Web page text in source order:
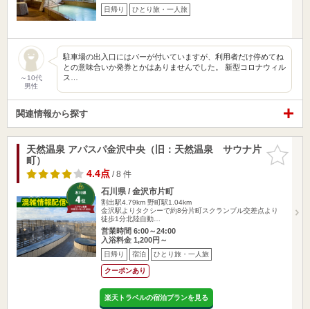
日帰り ひとり旅・一人旅
～10代
男性
駐車場の出入口にはバーが付いていますが、利用者だけ停めてね
との意味合いか発券とかはありませんでした。 新型コロナウィル
ス…
関連情報から探す
お気に入
りに追加
天然温泉 アパスパ金沢中央（旧：天然温泉 サウナ片
町）
4.4点/ 8 件
石川県 / 金沢市片町
割出駅4.79km 野町駅1.04km
金沢駅よりタクシーで約8分片町スクランブル交差点より
徒歩1分北陸自動…
営業時間 6:00～24:00
入浴料金 1,200円～
日帰り 宿泊 ひとり旅・一人旅
クーポンあり
楽天トラベルの宿泊プランを見る